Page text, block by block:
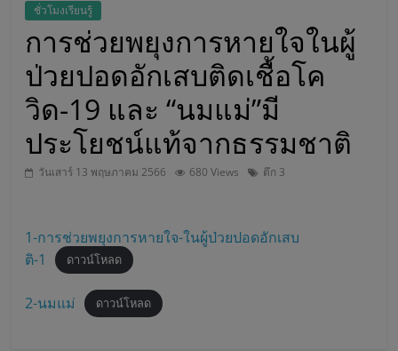
ย
า
บ
า
ล
ส
ม
ชั่วโมงเรียนรู้
การช่วยพยุงการหายใจในผู้
ป่วยปอดอักเสบติดเชื้อโค
วิด-19 และ “นมแม่”มี
ประโยชน์แท้จากธรรมชาติ
วันเสาร์ 13 พฤษภาคม 2566 680 Views ตึก 3
1-การช่วยพยุงการหายใจ-ในผู้ป่วยปอดอักเสบ
ติ-1
ดาวน์โหลด
2-นมแม่ ดาวน์โหลด